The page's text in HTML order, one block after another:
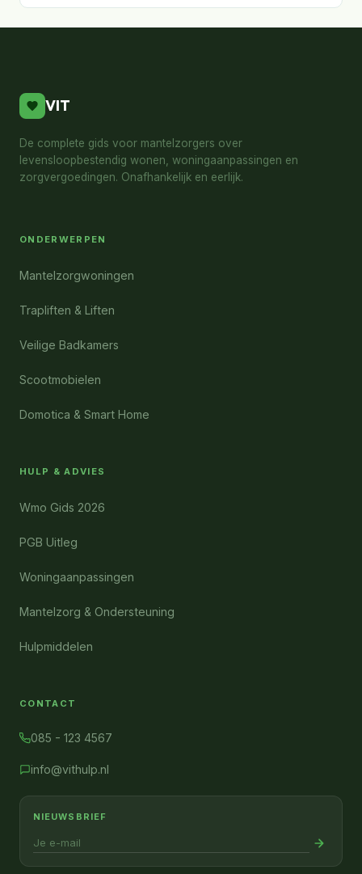
VIT
De complete gids voor mantelzorgers over
levensloopbestendig wonen, woningaanpassingen en
zorgvergoedingen. Onafhankelijk en eerlijk.
ONDERWERPEN
Mantelzorgwoningen
Trapliften & Liften
Veilige Badkamers
Scootmobielen
Domotica & Smart Home
HULP & ADVIES
Wmo Gids 2026
PGB Uitleg
Woningaanpassingen
Mantelzorg & Ondersteuning
Hulpmiddelen
CONTACT
085 - 123 4567
info@vithulp.nl
NIEUWSBRIEF